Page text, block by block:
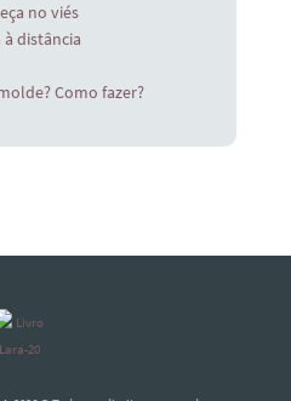
no viés
distância
Como fazer?